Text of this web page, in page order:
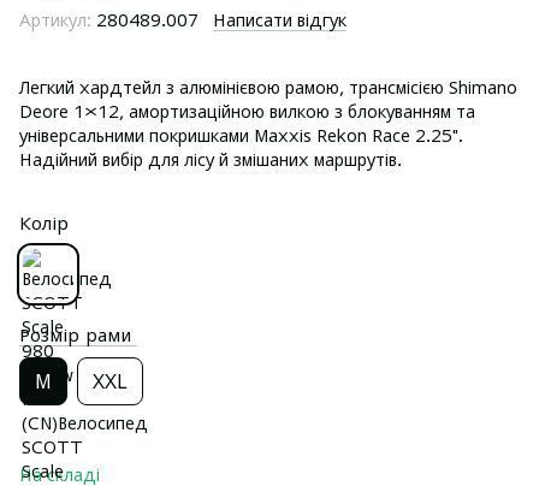
Артикул: 280489.007 Написати відгук
Легкий хардтейл з алюмінієвою рамою, трансмісією Shimano
Deore 1×12, амортизаційною вилкою з блокуванням та
універсальними покришками Maxxis Rekon Race 2.25".
Надійний вибір для лісу й змішаних маршрутів.
Колір
Розмір рами
M XXL
На складі